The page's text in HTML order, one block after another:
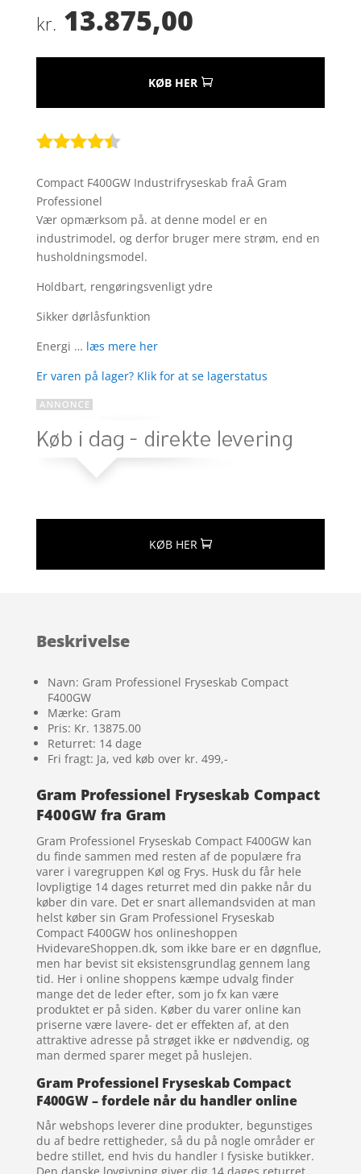
kr. 13.875,00
KØB HER
som4.3
ud af 5
baseret
på
kundebedø
mmelser
Compact F400GW Industrifryseskab fraÂ Gram
Professionel
Vær opmærksom på. at denne model er en
industrimodel, og derfor bruger mere strøm, end en
husholdningsmodel.
Holdbart, rengøringsvenligt ydre
Sikker dørlåsfunktion
Energi … læs mere her
Er varen på lager? Klik for at se lagerstatus
KØB HER
Beskrivelse
Navn: Gram Professionel Fryseskab Compact
F400GW
Mærke: Gram
Pris: Kr. 13875.00
Returret: 14 dage
Fri fragt: Ja, ved køb over kr. 499,-
Gram Professionel Fryseskab Compact
F400GW fra Gram
Gram Professionel Fryseskab Compact F400GW kan
du finde sammen med resten af de populære fra
varer i varegruppen Køl og Frys. Husk du får hele
lovpligtige 14 dages returret med din pakke når du
køber din vare. Det er snart allemandsviden at man
helst køber sin Gram Professionel Fryseskab
Compact F400GW hos onlineshoppen
HvidevareShoppen.dk, som ikke bare er en døgnflue,
men har bevist sit eksistensgrundlag gennem lang
tid. Her i online shoppens kæmpe udvalg finder
mange det de leder efter, som jo fx kan være
produktet er på siden. Køber du varer online kan
priserne være lavere- det er effekten af, at den
attraktive adresse på strøget ikke er nødvendig, og
man dermed sparer meget på huslejen.
Gram Professionel Fryseskab Compact
F400GW – fordele når du handler online
Når webshops leverer dine produkter, begunstiges
du af bedre rettigheder, så du på nogle områder er
bedre stillet, end hvis du handler I fysiske butikker.